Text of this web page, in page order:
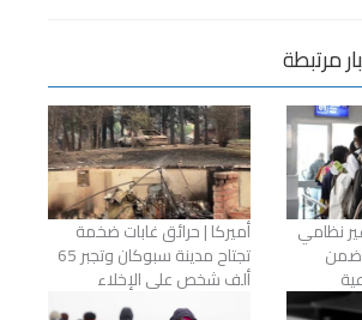
مرتبطة
غير نظامي
ضمن
أميركا | حرائق غابات ضخمة
تجتاح مدينة سبوكان وتجبر 65
ألف شخص على الإخلاء